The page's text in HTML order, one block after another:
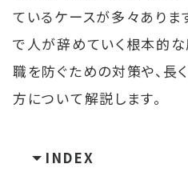
ているケースが多々ありま
で人が辞めていく根本的
職を防ぐための対策や、長
方について解説します。
INDEX